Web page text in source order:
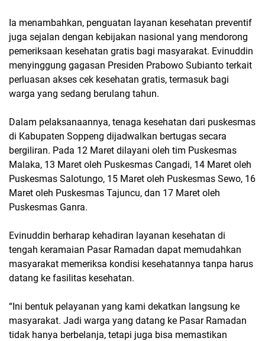
Ia menambahkan, penguatan layanan kesehatan preventif
juga sejalan dengan kebijakan nasional yang mendorong
pemeriksaan kesehatan gratis bagi masyarakat. Evinuddin
menyinggung gagasan Presiden Prabowo Subianto terkait
perluasan akses cek kesehatan gratis, termasuk bagi
warga yang sedang berulang tahun.
Dalam pelaksanaannya, tenaga kesehatan dari puskesmas
di Kabupaten Soppeng dijadwalkan bertugas secara
bergiliran. Pada 12 Maret dilayani oleh tim Puskesmas
Malaka, 13 Maret oleh Puskesmas Cangadi, 14 Maret oleh
Puskesmas Salotungo, 15 Maret oleh Puskesmas Sewo, 16
Maret oleh Puskesmas Tajuncu, dan 17 Maret oleh
Puskesmas Ganra.
Evinuddin berharap kehadiran layanan kesehatan di
tengah keramaian Pasar Ramadan dapat memudahkan
masyarakat memeriksa kondisi kesehatannya tanpa harus
datang ke fasilitas kesehatan.
“Ini bentuk pelayanan yang kami dekatkan langsung ke
masyarakat. Jadi warga yang datang ke Pasar Ramadan
tidak hanya berbelanja, tetapi juga bisa memastikan